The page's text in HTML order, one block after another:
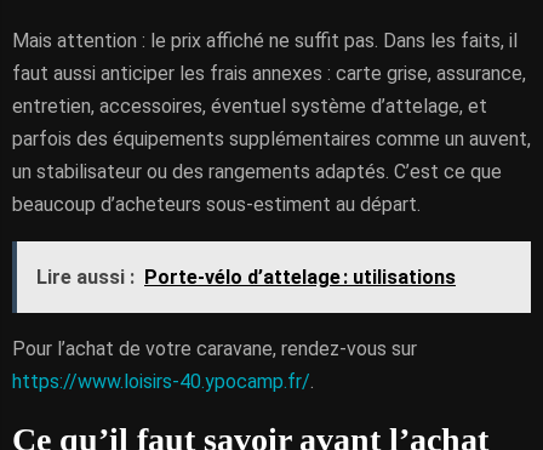
Mais attention : le prix affiché ne suffit pas. Dans les faits, il
faut aussi anticiper les frais annexes : carte grise, assurance,
entretien, accessoires, éventuel système d’attelage, et
parfois des équipements supplémentaires comme un auvent,
un stabilisateur ou des rangements adaptés. C’est ce que
beaucoup d’acheteurs sous-estiment au départ.
Lire aussi : Porte-vélo d’attelage : utilisations
Pour l’achat de votre caravane, rendez-vous sur
https://www.loisirs-40.ypocamp.fr/.
Ce qu’il faut savoir avant l’achat